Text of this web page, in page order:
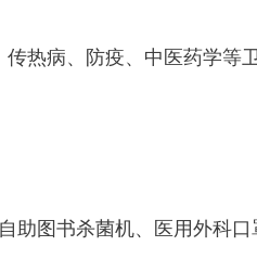
热病、防疫、中医药学等
图书杀菌机、医用外科口